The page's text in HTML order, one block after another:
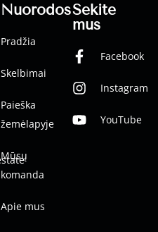
Nuorodos
Pradžia
Skelbimai
Paieška
žemėlapyje
Mūsų
komanda
Apie mus
Sekite
mus
Facebook
Instagram
YouTube